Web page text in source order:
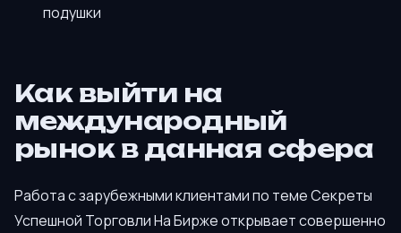
подушки
Как выйти на
международный
рынок в данная сфера
Работа с зарубежными клиентами по теме Секреты
Успешной Торговли На Бирже открывает совершенно